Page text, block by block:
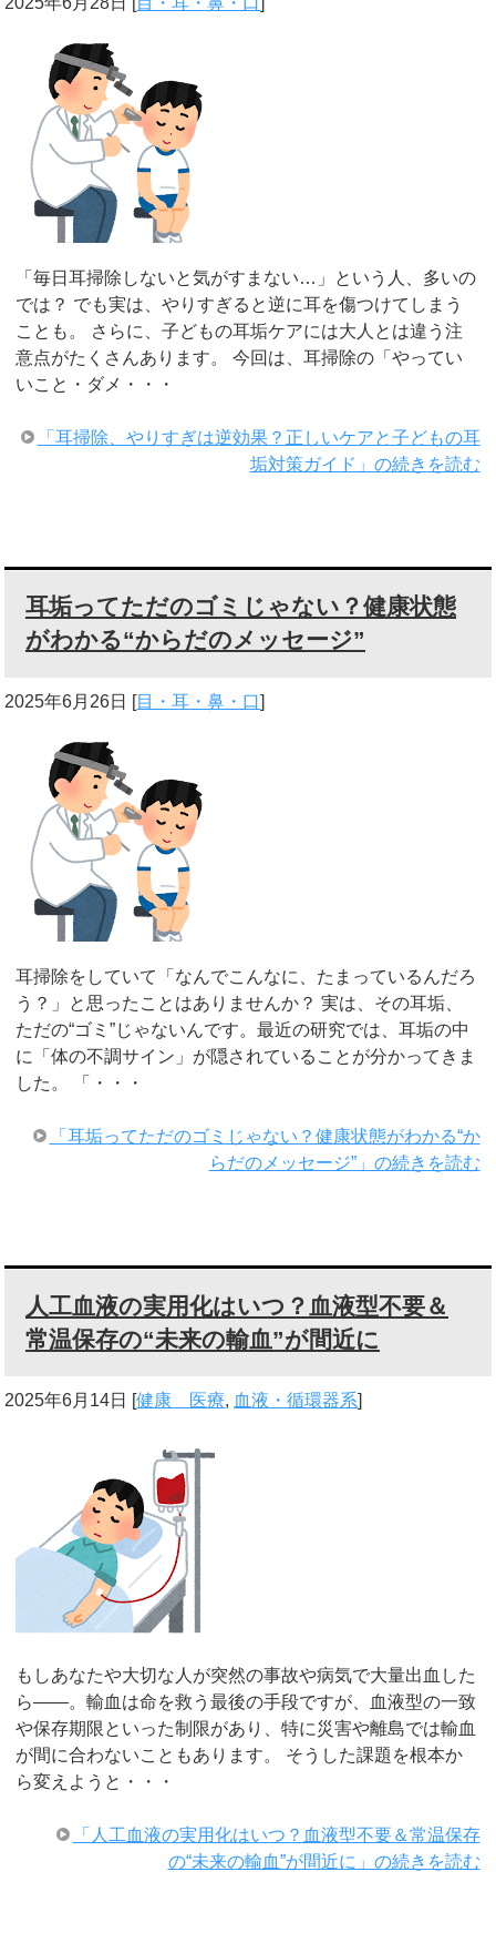
「毎日耳掃除しないと気がすまない…」という人、多いの
では？ でも実は、やりすぎると逆に耳を傷つけてしまう
ことも。 さらに、子どもの耳垢ケアには大人とは違う注
意点がたくさんあります。 今回は、耳掃除の「やってい
いこと・ダメ・・・
「耳掃除、やりすぎは逆効果？正しいケアと子どもの耳
垢対策ガイド」の続きを読む
耳垢ってただのゴミじゃない？健康状態
がわかる“からだのメッセージ”
2025年6月26日 [目・耳・鼻・口]
耳掃除をしていて「なんでこんなに、たまっているんだろ
う？」と思ったことはありませんか？ 実は、その耳垢、
ただの“ゴミ”じゃないんです。最近の研究では、耳垢の中
に「体の不調サイン」が隠されていることが分かってきま
した。 「・・・
「耳垢ってただのゴミじゃない？健康状態がわかる“か
らだのメッセージ”」の続きを読む
人工血液の実用化はいつ？血液型不要＆
常温保存の“未来の輸血”が間近に
2025年6月14日 [健康 医療, 血液・循環器系
もしあなたや大切な人が突然の事故や病気で大量出血した
ら――。輸血は命を救う最後の手段ですが、血液型の一致
や保存期限といった制限があり、特に災害や離島では輸血
が間に合わないこともあります。 そうした課題を根本か
ら変えようと・・・
「人工血液の実用化はいつ？血液型不要＆常温保存
の“未来の輸血”が間近に」の続きを読む